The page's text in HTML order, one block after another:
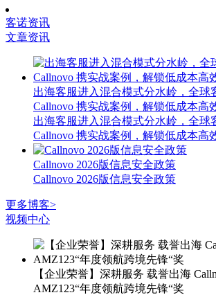
客诺资讯
文章资讯
出海客服进入混合模式分水岭，全球
Callnovo 携实战案例，解锁低成本高
出海客服进入混合模式分水岭，全球
Callnovo 携实战案例，解锁低成本高
Callnovo 2026版信息安全政策
Callnovo 2026版信息安全政策
更多博客>
视频中心
【企业荣誉】深耕服务 载誉出海
AMZ123“年度领航跨境先锋“奖